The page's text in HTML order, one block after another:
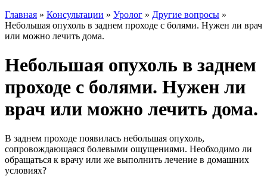
Главная » Консультации » Уролог » Другие вопросы »
Небольшая опухоль в заднем проходе с болями. Нужен ли врач
или можно лечить дома.
Небольшая опухоль в заднем
проходе с болями. Нужен ли
врач или можно лечить дома.
В заднем проходе появилась небольшая опухоль,
сопровождающаяся болевыми ощущениями. Необходимо ли
обращаться к врачу или же выполнить лечение в домашних
условиях?